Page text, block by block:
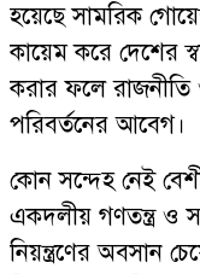
হয়েছে সামরিক
কায়েম করে দেশের
করার ফলে রাজনীতি
পরিবর্তনের আবেগ।
কোন সন্দেহ নেই
একদলীয় গণতন্ত্র ও
নিয়ন্ত্রণের অবসান